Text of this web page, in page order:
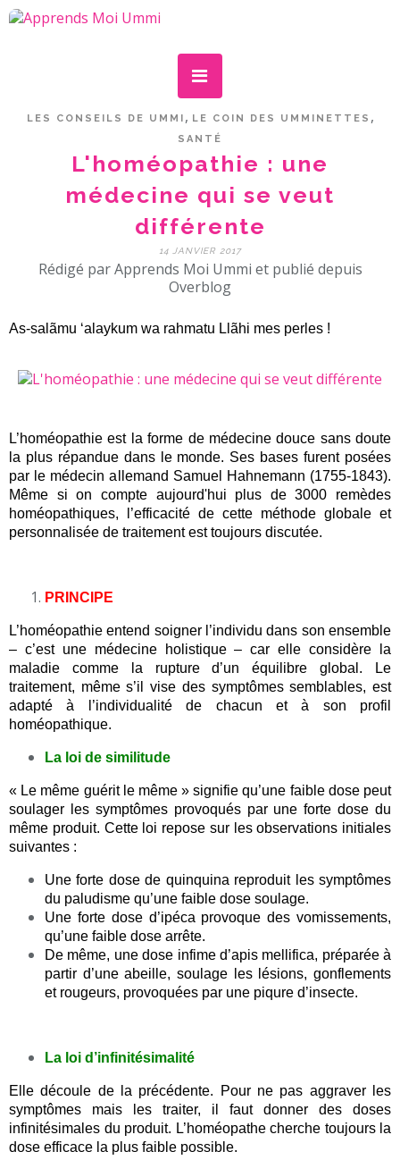
LES CONSEILS DE UMMI , LE COIN DES UMMINETTES ,
SANTÉ
L'homéopathie : une
médecine qui se veut
différente
14 JANVIER 2017
Rédigé par Apprends Moi Ummi et publié depuis
Overblog
As-salãmu ‘alaykum wa rahmatu Llãhi mes perles !
L’homéopathie est la forme de médecine douce sans doute
la plus répandue dans le monde. Ses bases furent posées
par le médecin allemand Samuel Hahnemann (1755-1843).
Même si on compte aujourd'hui plus de 3000 remèdes
homéopathiques, l’efficacité de cette méthode globale et
personnalisée de traitement est toujours discutée.
PRINCIPE
L’homéopathie entend soigner l’individu dans son ensemble
– c’est une médecine holistique – car elle considère la
maladie comme la rupture d’un équilibre global. Le
traitement, même s’il vise des symptômes semblables, est
adapté à l’individualité de chacun et à son profil
homéopathique.
La loi de similitude
« Le même guérit le même » signifie qu’une faible dose peut
soulager les symptômes provoqués par une forte dose du
même produit. Cette loi repose sur les observations initiales
suivantes :
Une forte dose de quinquina reproduit les symptômes
du paludisme qu’une faible dose soulage.
Une forte dose d’ipéca provoque des vomissements,
qu’une faible dose arrête.
De même, une dose infime d’apis mellifica, préparée à
partir d’une abeille, soulage les lésions, gonflements
et rougeurs, provoquées par une piqure d’insecte.
La loi d’infinitésimalité
Elle découle de la précédente. Pour ne pas aggraver les
symptômes mais les traiter, il faut donner des doses
infinitésimales du produit. L’homéopathe cherche toujours la
dose efficace la plus faible possible.